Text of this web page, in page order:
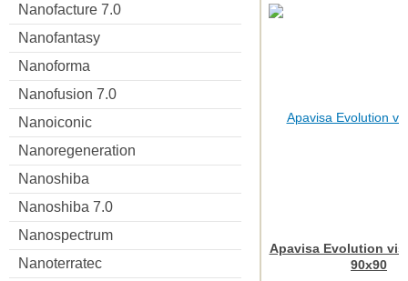
Nanofacture 7.0
Nanofantasy
Nanoforma
Nanofusion 7.0
Nanoiconic
Nanoregeneration
Nanoshiba
Nanoshiba 7.0
Nanospectrum
Nanoterratec
Apavisa Evolution
90x90